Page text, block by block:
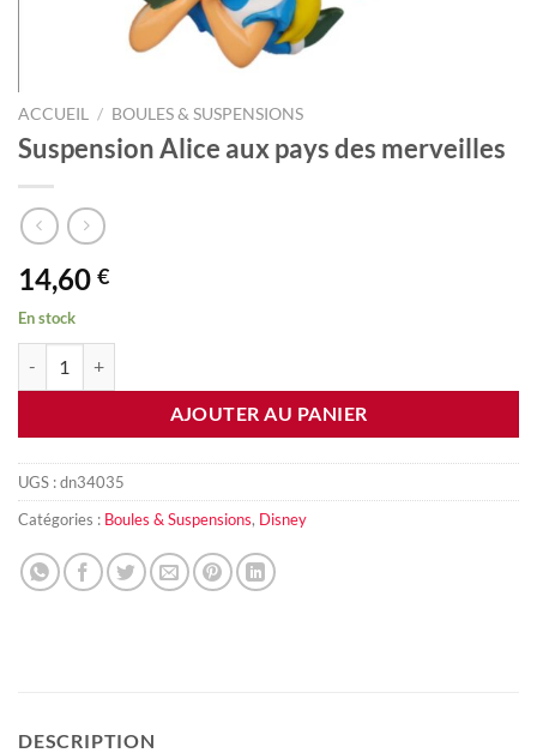
ACCUEIL / BOULES & SUSPENSIONS
Suspension Alice aux pays des merveilles
14,60 €
En stock
AJOUTER AU PANIER
UGS :dn34035
Catégories : Boules & Suspensions, Disney
DESCRIPTION